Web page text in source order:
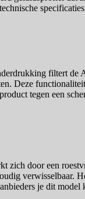
filtert de
Deze
tegen een
zich door een
verwisselbaar.
je dit